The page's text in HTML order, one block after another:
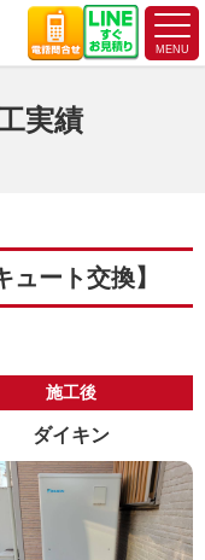
実績
ート交換】
施工後
ダイキン